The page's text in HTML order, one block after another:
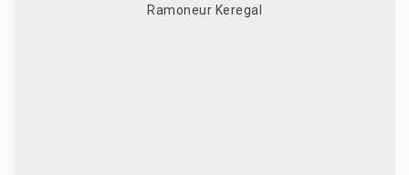
Ramoneur Keregal